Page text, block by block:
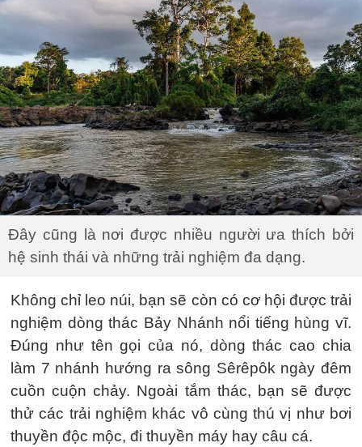
Đây cũng là nơi được nhiều người ưa thích bởi
hệ sinh thái và những trải nghiệm đa dạng.
Không chỉ leo núi, bạn sẽ còn có cơ hội được trải
nghiệm dòng thác Bảy Nhánh nổi tiếng hùng vĩ.
Đúng như tên gọi của nó, dòng thác cao chia
làm 7 nhánh hướng ra sông Sêrêpôk ngày đêm
cuồn cuộn chảy. Ngoài tắm thác, bạn sẽ được
thử các trải nghiệm khác vô cùng thú vị như bơi
thuyền độc mộc, đi thuyền máy hay câu cá.